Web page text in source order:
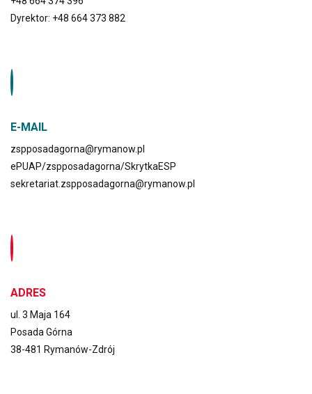
Dyrektor: +48 664 373 882
E-MAIL
zspposadagorna@rymanow.pl
ePUAP/zspposadagorna/SkrytkaESP
sekretariat.zspposadagorna@rymanow.pl
ADRES
ul. 3 Maja 164
Posada Górna
38-481 Rymanów-Zdrój